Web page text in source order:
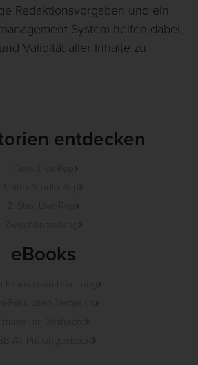
Redaktionsvorgaben und ein
System helfen dabei,
Validität aller Inhalte zu
entdecken
1. Stex Live-Rep
1. Stex Studio-Rep
2. Stex Live-Rep
Zwischenprüfung
eBooks
Examensvorbereitung
Fakultäten Vergleich
im Strafrecht
AT Prüfungswissen